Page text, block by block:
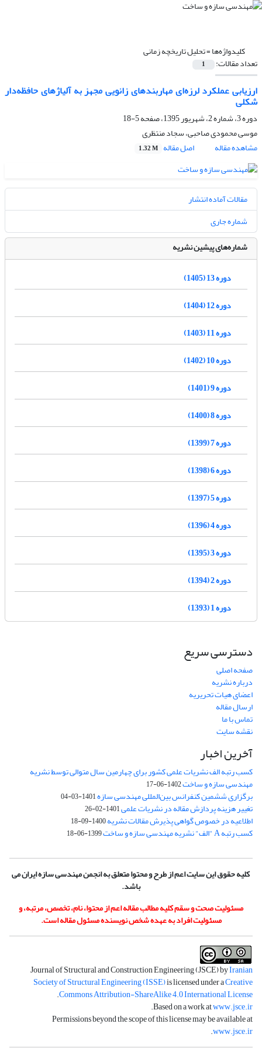
کلیدواژه‌ها =تحلیل تاریخچه‌ زمانی
تعداد مقالات: 1
ارزیابی عملکرد لرزه‌ای مهاربندهای زانویی مجهز به آلیاژهای حافظه‌دار
شکلی
دوره 3، شماره 2، شهریور 1395، صفحه
5-18
موسی محمودی صاحبی، سجاد منتظری
مشاهده مقاله
اصل مقاله 1.32 M
مقالات آماده انتشار
شماره جاری
شماره‌های پیشین نشریه
دوره 13 (1405)
دوره 12 (1404)
دوره 11 (1403)
دوره 10 (1402)
دوره 9 (1401)
دوره 8 (1400)
دوره 7 (1399)
دوره 6 (1398)
دوره 5 (1397)
دوره 4 (1396)
دوره 3 (1395)
دوره 2 (1394)
دوره 1 (1393)
دسترسی سریع
صفحه اصلی
درباره نشریه
اعضای هیات تحریریه
ارسال مقاله
تماس با ما
نقشه سایت
آخرین اخبار
کسب رتبه الف نشریات علمی کشور برای چهارمین سال متوالی توسط نشریه
مهندسی سازه و ساخت1402-06-17
برگزاری ششمین کنفرانس بین‌المللی مهندسی سازه1401-03-04
تغییر هزینه پردازش مقاله در نشریات علمی1401-02-26
اطلاعیه در خصوص گواهی پذیرش مقالات نشریه1400-09-18
کسب رتبه A "الف" نشریه مهندسی سازه و ساخت 1399-06-18
کلیه حقوق این سایت اعم از طرح و محتوا متعلق به انجمن مهندسی سازه ایران می
باشد.
مسئولیت صحت و سقم کلیه مطالب مقاله اعم از محتوا، نام، تخصص، مرتبه، و
مسئولیت افراد به عهده شخص نویسنده مسئول مقاله است.
Journal of Structural and Construction Engineering (JSCE) byIranian
Society of Structural Engineering (ISSE)is licensed under aCreative
Commons Attribution-ShareAlike 4.0 International License
.
Based on a work atwww.jsce.ir
.
Permissions beyond the scope of this license may be available at
www.jsce.ir
.